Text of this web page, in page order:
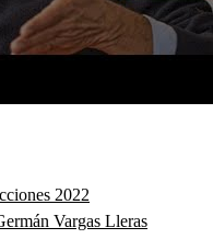
2022
Vargas Lleras